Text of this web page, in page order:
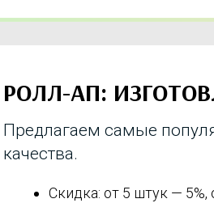
РОЛЛ-АП:
Предлагаем самые
качества.
Скидка: от 5 штук — 5%,